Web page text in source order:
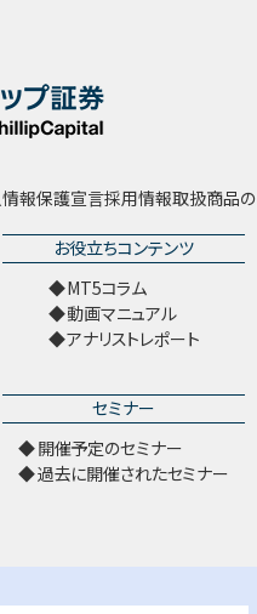
報保護宣言採用情報取扱商品
お役立ちコンテンツ
MT5コラム
動画マニュアル
アナリストレポート
セミナー
開催予定のセミナー
過去に開催されたセミナー